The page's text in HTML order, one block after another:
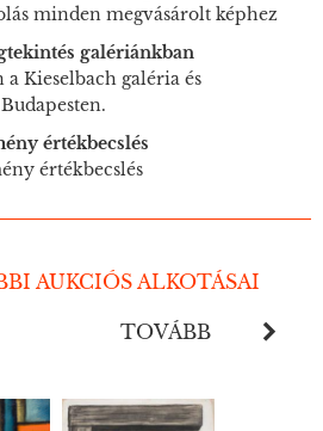
minden megvásárolt képhez
galériánkban
a Kieselbach galéria és
értékbecslés
értékbecslés
AUKCIÓS ALKOTÁSAI
TOVÁBB